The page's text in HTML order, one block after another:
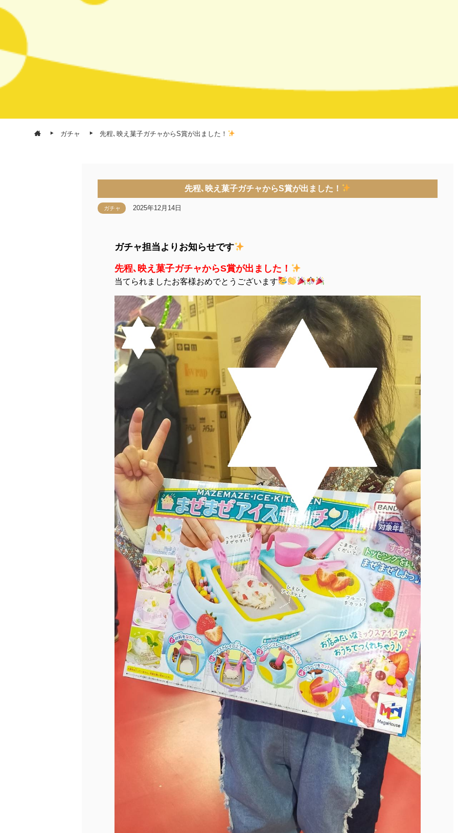
ガチャ 先程､映え菓子ガチャからS賞が出ました！
先程､映え菓子ガチャからS賞が出ました！
ガチャ 2025年12月14日
ガチャ担当よりお知らせです
先程､映え菓子ガチャからS賞が出ました！
当てられましたお客様おめでとうございます